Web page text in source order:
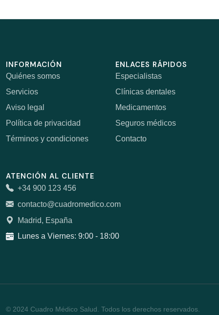
INFORMACIÓN
Quiénes somos
Servicios
Aviso legal
Política de privacidad
Términos y condiciones
ENLACES RÁPIDOS
Especialistas
Clínicas dentales
Medicamentos
Seguros médicos
Contacto
ATENCIÓN AL CLIENTE
+34 900 123 456
contacto@cuadromedico.com
Madrid, España
Lunes a Viernes: 9:00 - 18:00
© 2024 Cuadro Médico Salud. Todos los derechos reservados.